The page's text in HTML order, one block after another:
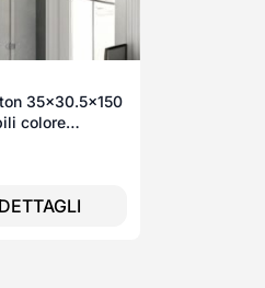
35x30.5x150
colore